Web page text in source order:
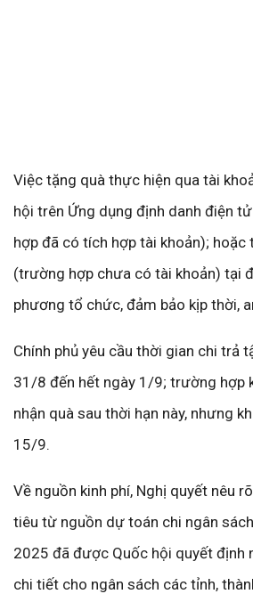
Việc tặng quà thực hiện qua tài
hội trên Ứng dụng định danh điện
hợp đã có tích hợp tài khoản);
(trường hợp chưa có tài khoản) tại
phương tổ chức, đảm bảo kịp thời,
Chính phủ yêu cầu thời gian chi trả
31/8 đến hết ngày 1/9; trường hợp
nhận quà sau thời hạn này, nhưng
15/9.
Về nguồn kinh phí, Nghị quyết nêu
tiêu từ nguồn dự toán chi ngân
2025 đã được Quốc hội quyết định
chi tiết cho ngân sách các tỉnh,